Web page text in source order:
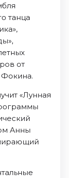
танца
от
«Лунная
Анны